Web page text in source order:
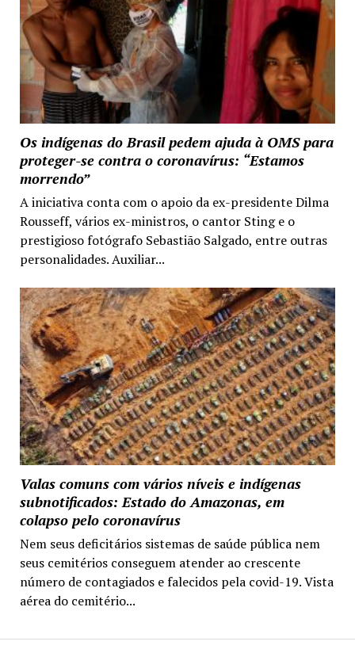
Os indígenas do Brasil pedem ajuda à OMS para
proteger-se contra o coronavírus: “Estamos
morrendo”
A iniciativa conta com o apoio da ex-presidente Dilma
Rousseff, vários ex-ministros, o cantor Sting e o
prestigioso fotógrafo Sebastião Salgado, entre outras
personalidades. Auxiliar...
Valas comuns com vários níveis e indígenas
subnotificados: Estado do Amazonas, em
colapso pelo coronavírus
Nem seus deficitários sistemas de saúde pública nem
seus cemitérios conseguem atender ao crescente
número de contagiados e falecidos pela covid-19. Vista
aérea do cemitério...